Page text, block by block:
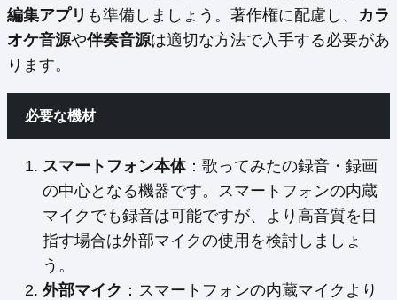
編集アプリ も準備しましょう。著作権に配慮し、 カラ
オケ音源や伴奏音源は適切な方法で入手する必要があ
ります。
必要な機材
スマートフォン本体：歌ってみたの録音・録画
の中心となる機器です。スマートフォンの内蔵
マイクでも録音は可能ですが、より高音質を目
指す場合は外部マイクの使用を検討しましょ
う。
外部マイク ：スマートフォンの内蔵マイクより